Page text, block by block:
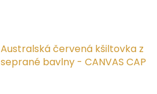
Australská červená kšiltovka z
seprané bavlny - CANVAS CAP